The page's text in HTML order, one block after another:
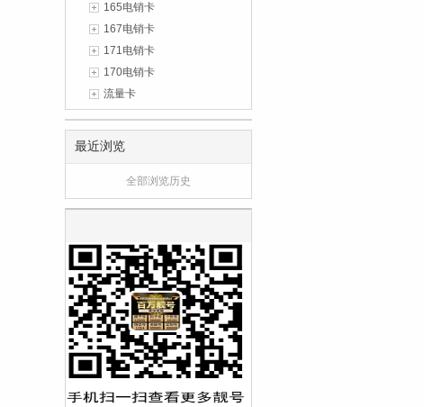
165电销卡
167电销卡
171电销卡
170电销卡
流量卡
最近浏览
全部浏览历史